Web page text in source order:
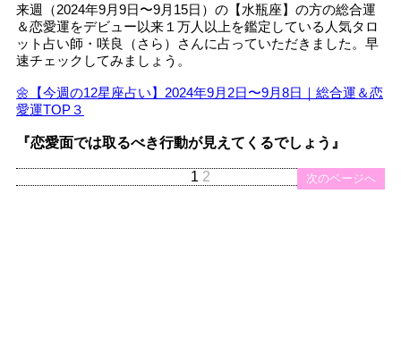
来週（2024年9月9日〜9月15日）の【水瓶座】の方の総合運
＆恋愛運をデビュー以来１万人以上を鑑定している人気タロ
ット占い師・咲良（さら）さんに占っていただきました。早
速チェックしてみましょう。
🌼【今週の12星座占い】2024年9月2日〜9月8日｜総合運＆恋
愛運TOP３
『恋愛面では取るべき行動が見えてくるでしょう』
次のページへ
1 2